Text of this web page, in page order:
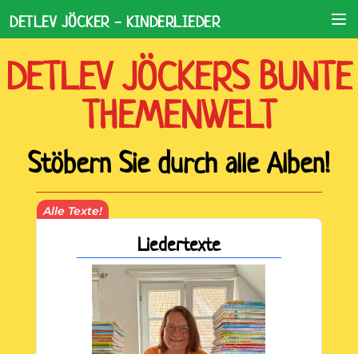
DETLEV JÖCKER - KINDERLIEDER
DETLEV JÖCKERS BUNTE
THEMENWELT
Stöbern Sie durch alle Alben!
Alle Texte!
Liedertexte